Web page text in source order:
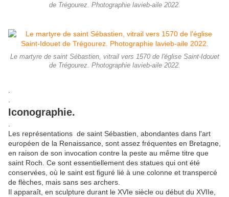
de Trégourez. Photographie lavieb-aile 2022.
Le martyre de saint Sébastien, vitrail vers 1570 de l'église Saint-Idouet
de Trégourez. Photographie lavieb-aile 2022.
Iconographie.
Les représentations de saint Sébastien, abondantes dans l'art
européen de la Renaissance, sont assez fréquentes en Bretagne,
en raison de son invocation contre la peste au même titre que
saint Roch. Ce sont essentiellement des statues qui ont été
conservées, où le saint est figuré lié à une colonne et transpercé
de flèches, mais sans ses archers.
Il apparaît, en sculpture durant le XVIe siècle ou début du XVIIe,